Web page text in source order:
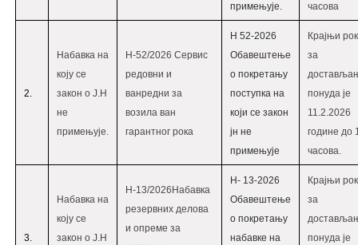
примењује.
часова
2.
Набавка на
коју се
закон о Ј.Н
не
примењује.
Н-52/2026 Сервис
редовни и
ванредни за
возила ван
гарантног рока
Н 52-2026
Обавештење
о покретању
поступка на
који се закон
јн не
примењује
Крајњи рок
за
понуда је
11.2.2026
године до
часова.
3.
Набавка на
коју се
закон о Ј.Н
Н-13/2026Набавка
резервних делова
и опреме за
Н- 13-2026
Oбавештење
о покретању
набавке на
Крајњи рок
за
понуда је